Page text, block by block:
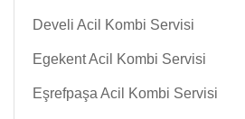
Develi Acil Kombi Servisi
Egekent Acil Kombi Servisi
Eşrefpaşa Acil Kombi Servisi